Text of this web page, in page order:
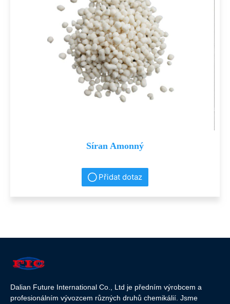
Síran Amonný
Přidat dotaz
Dalian Future International Co., Ltd je předním výrobcem a
profesionálním vývozcem různých druhů chemikálií. Jsme